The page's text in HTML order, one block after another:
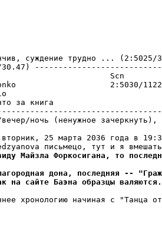
суждение трудно ... (2:5025/
30.47)
из 1295
2:5030/
ночь (ненужное зачеркнуть),
25 марта 2036 года в
Maйзлa Фopкocигaнa, тo
дона, последняя --
на сайте Баэна образцы
хронологию начиная с "Танца